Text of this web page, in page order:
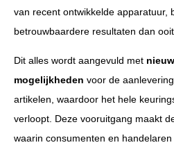
van recent ontwikkelde apparatuur,
betrouwbaardere resultaten dan ooit
Dit alles wordt aangevuld met
mogelijkheden voor de
artikelen, waardoor het hele
verloopt. Deze vooruitgang maakt
waarin consumenten en